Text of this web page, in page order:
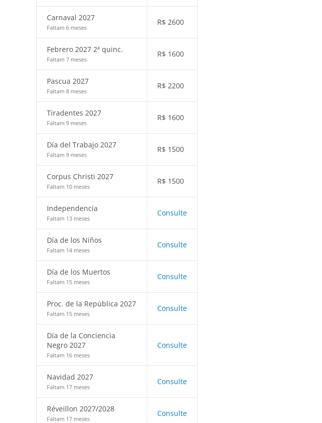
Carnaval 2027
Faltam 6 meses
R$ 2600
Febrero 2027 2ª quinc.
Faltam 7 meses
R$ 1600
Pascua 2027
Faltam 8 meses
R$ 2200
Tiradentes 2027
Faltam 9 meses
R$ 1600
Día del Trabajo 2027
Faltam 9 meses
R$ 1500
Corpus Christi 2027
Faltam 10 meses
R$ 1500
Independencia
Faltam 13 meses
Consulte
Día de los Niños
Faltam 14 meses
Consulte
Día de los Muertos
Faltam 15 meses
Consulte
Proc. de la República 2027
Faltam 15 meses
Consulte
Día de la Conciencia
Negro 2027
Faltam 16 meses
Consulte
Navidad 2027
Faltam 17 meses
Consulte
Réveillon 2027/2028
Faltam 17 meses
Consulte